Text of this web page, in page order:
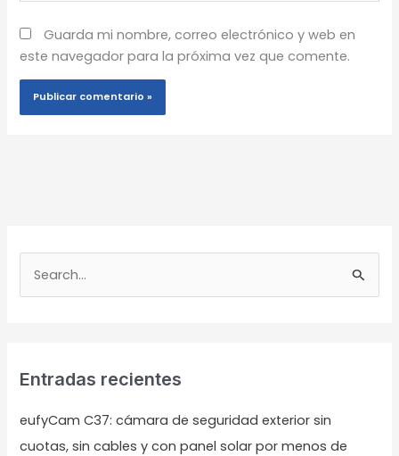
Guarda mi nombre, correo electrónico y web en
este navegador para la próxima vez que comente.
u
a
Entradas recientes
eufyCam C37: cámara de seguridad exterior sin
cuotas, sin cables y con panel solar por menos de